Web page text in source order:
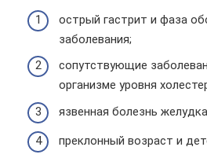
острый гастрит и фаза
заболевания;
сопутствующие
организме уровня
язвенная болезнь
преклонный возраст и